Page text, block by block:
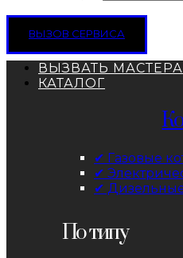
ВЫЗОВ СЕРВИСА
ВЫЗВАТЬ МАСТЕРА
КАТАЛОГ
✔ Газовые
✔
✔
По типу